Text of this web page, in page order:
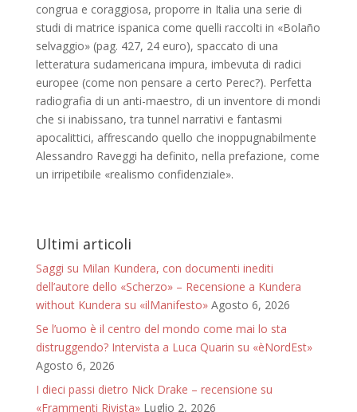
congrua e coraggiosa, proporre in Italia una serie di
studi di matrice ispanica come quelli raccolti in «Bolaño
selvaggio» (pag. 427, 24 euro), spaccato di una
letteratura sudamericana impura, imbevuta di radici
europee (come non pensare a certo Perec?). Perfetta
radiografia di un anti-maestro, di un inventore di mondi
che si inabissano, tra tunnel narrativi e fantasmi
apocalittici, affrescando quello che inoppugnabilmente
Alessandro Raveggi ha definito, nella prefazione, come
un irripetibile «realismo confidenziale».
Ultimi articoli
Saggi su Milan Kundera, con documenti inediti
dell’autore dello «Scherzo» – Recensione a Kundera
without Kundera su «ilManifesto» Agosto 6, 2026
Se l’uomo è il centro del mondo come mai lo sta
distruggendo? Intervista a Luca Quarin su «èNordEst»
Agosto 6, 2026
I dieci passi dietro Nick Drake – recensione su
«Frammenti Rivista» Luglio 2, 2026